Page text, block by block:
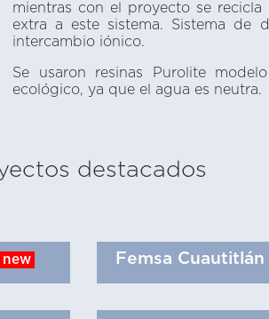
mientras con el proyecto se
extra a este sistema. Sistema de
intercambio iónico.
Se usaron resinas Purolite
ecológico, ya que el agua es neutra.
destacados
new Femsa Cuautitlán